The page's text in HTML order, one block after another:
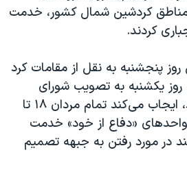
رهبری ایران
نوبل صلح
کردشین شمال کشور، خدمت
کردند.
پنجشنبه به نقل از مقامات کرد
یکشنبه به تصویب شورای
قانونگذاری کردها رسید، ایجاب می‌کند تمام مردان ۱۸ تا
واحدهای «دفاع از خود» خدمت
در مورد رفتن به جبهه تصمیم